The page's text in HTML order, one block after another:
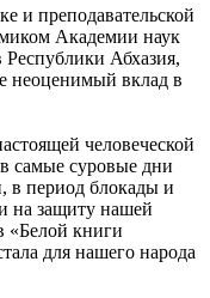
и преподавательской
Академии наук
Абхазия,
неоценимый вклад в
человеческой
самые суровые дни
в период блокады и
на защиту нашей
«Белой книги
для нашего народа